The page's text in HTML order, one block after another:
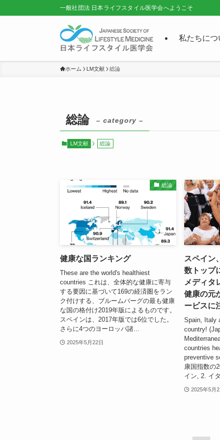
一般社団法 日本ライフスタイル医学会へようこそ
私たちにつ
ホーム LM文献 総論
総論 – category –
LM文献 総論
総論
健康な国ランキング
These are the world's healthiest
countries これは、全体的な健康に寄与
する要因に基づいて169の経済圏をラン
ク付けする、ブルームバーグの最も健康
な国の格付け2019年版によるものです。
スペインは、2017年版では6位でした。
さらに4つのヨーロッパ諸...
2025年5月22日
スペイン
数トップ
メディタ
健康の元
ービスに
Spain, Italy
country!
countries
preventive
康国指数の
イン, 2. イ
2025年5月